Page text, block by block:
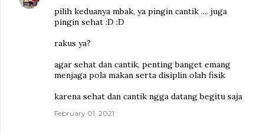
pilih keduanya mbak, ya pingin cantik .... juga
pingin sehat :D :D
rakus ya?
agar sehat dan cantik, penting banget emang
menjaga pola makan serta disiplin olah fisik
karena sehat dan cantik ngga datang begitu saja
February 01, 2021